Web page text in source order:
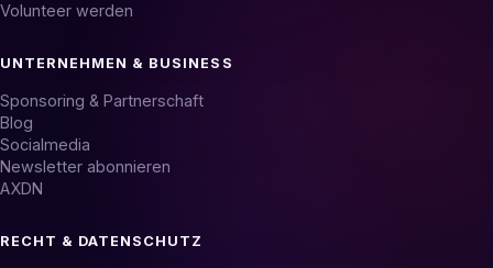
Volunteer werden
UNTERNEHMEN & BUSINESS
Sponsoring & Partnerschaft
Blog
Socialmedia
Newsletter abonnieren
AXDN
RECHT & DATENSCHUTZ